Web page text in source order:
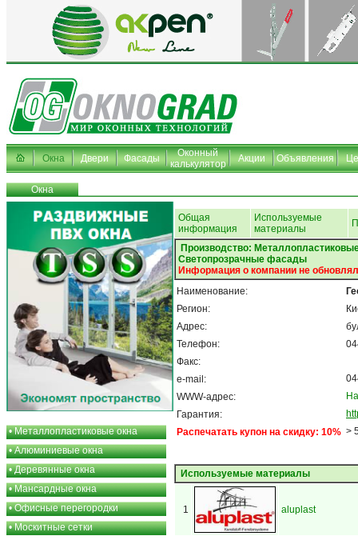
Окна Двери Фасады
Оконный
калькулятор
Акции Объявления
Окна
•Металлопластиковые окна
•Алюминиевые окна
•Деревянные окна
•Мансардные окна
•Офисные перегородки
•Москитные сетки
Общая
информация
Используемые
материалы
Производство:
Светопрозрачные фасады
Информация о компании не
Наименование:
Регион:
Адрес:
Телефон:
Факс:
e-mail:
WWW-адрес:
Гарантия:
Распечатать купон на скидку: 10% >
Используемые материалы
1 aluplast